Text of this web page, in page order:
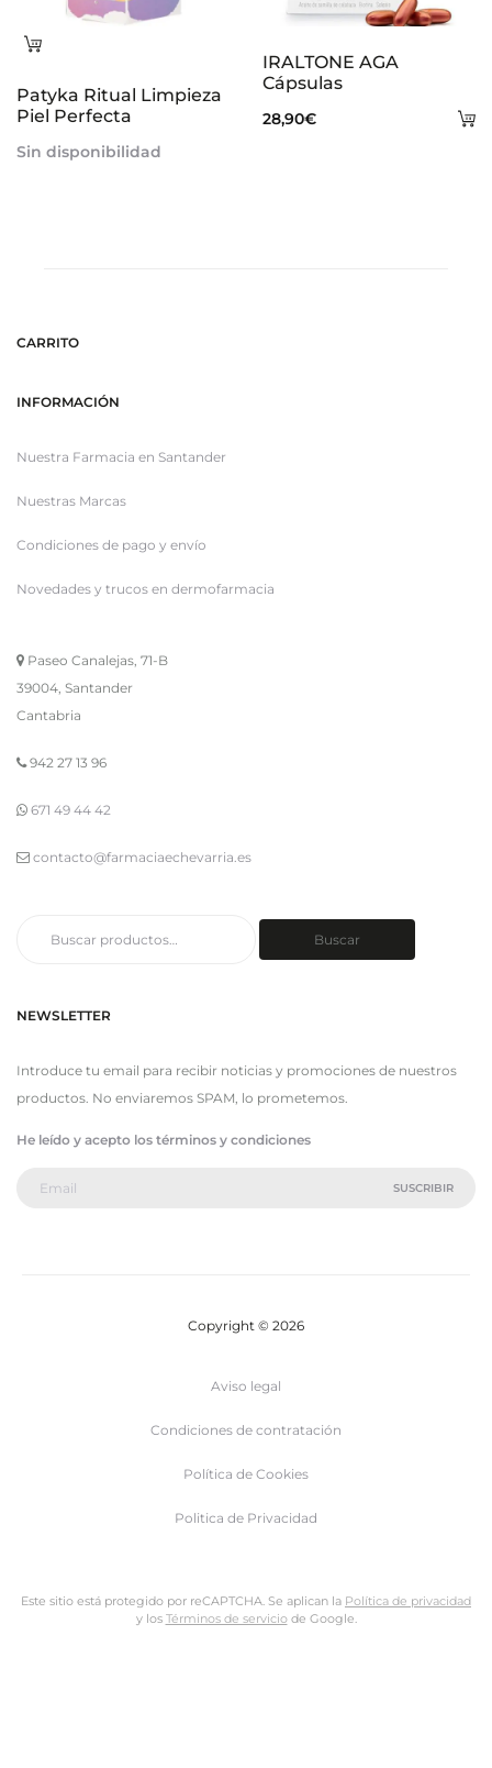
Leer
Patyka Ritual Limpieza
Piel Perfecta
Sin disponibilidad
IRALTONE AGA
Cápsulas
28,90€
CARRITO
INFORMACIÓN
Nuestra Farmacia en Santander
Nuestras Marcas
Condiciones de pago y envío
Novedades y trucos en dermofarmacia
Paseo Canalejas, 71-B
39004, Santander
Cantabria
942 27 13 96
671 49 44 42
contacto@farmaciaechevarria.es
Buscar
NEWSLETTER
Introduce tu email para recibir noticias y promociones de nuestros
productos. No enviaremos SPAM, lo prometemos.
He leído y acepto los términos y condiciones
Copyright © 2026
Aviso legal
Condiciones de contratación
Política de Cookies
Politica de Privacidad
Este sitio está protegido por reCAPTCHA. Se aplican la Política de privacidad
y los Términos de serviciode Google.